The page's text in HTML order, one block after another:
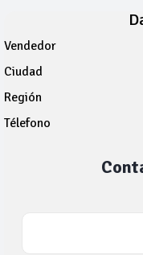
Vendedor
Ciudad
Región
Télefono